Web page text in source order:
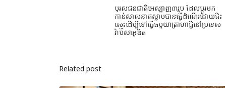
បុរសជនជាតិអេស្បាញ៣រូប ដែលប្តូរមក
កាន់សាសនាឥស្លាមបានធ្វើដំណើរដោយជិះ
សេះដើម្បីទៅធ្វើធម្មយាត្រាហាជ្ជីនៅប្រទេស
រ៉ាប៊ីសាអូឌីត
Related post